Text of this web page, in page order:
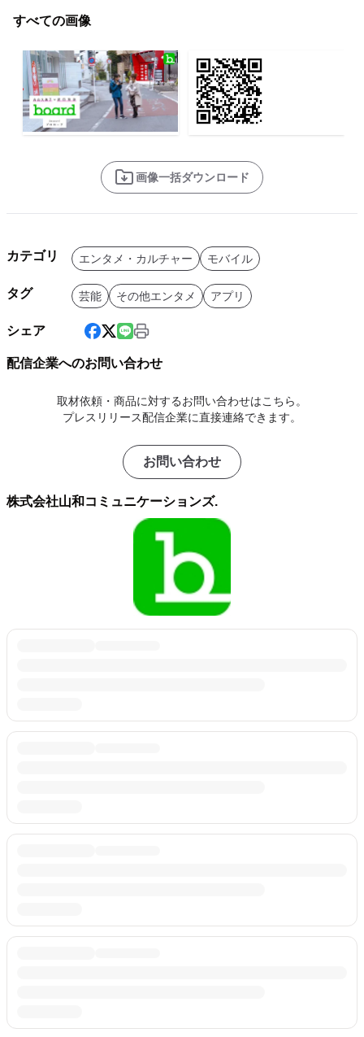
すべての画像
画像一括ダウンロード
カテゴリ エンタメ・カルチャー モバイル
タグ 芸能 その他エンタメ アプリ
シェア
配信企業へのお問い合わせ
取材依頼・商品に対するお問い合わせはこちら。
プレスリリース配信企業に直接連絡できます。
お問い合わせ
株式会社山和コミュニケーションズ.